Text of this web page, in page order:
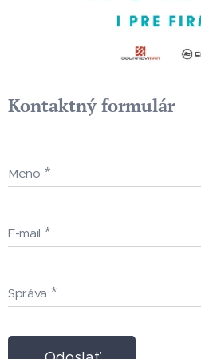
Kontaktný formulár
Meno
E-mail
Správa